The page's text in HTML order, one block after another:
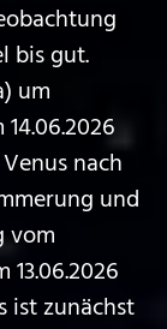
bis gut.
um
nach
und
vom
13.06.2026
ist zunächst